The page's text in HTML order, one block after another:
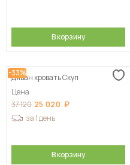
В корзину
-33%
Диван кровать Скуп
Цена
37 120 25 020
за 1 день
В корзину